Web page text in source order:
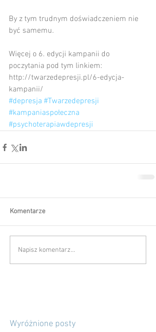
By z tym trudnym doświadczeniem nie
być samemu.
Więcej o 6. edycji kampanii do
poczytania pod tym linkiem:
http://twarzedepresji.pl/6-edycja-
kampanii/
#depresja #Twarzedepresji
#kampaniaspołeczna
#psychoterapiawdepresji
Komentarze
Napisz komentarz...
Wyróżnione posty